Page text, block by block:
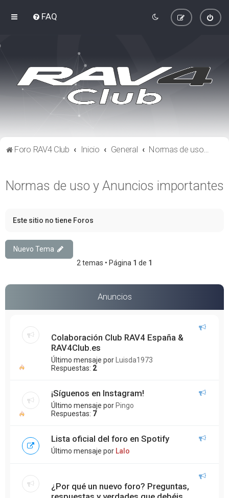
FAQ
Foro RAV4 Club Inicio General Normas de uso y Anuncios importantes
Normas de uso y Anuncios importantes
Este sitio no tiene Foros
Nuevo Tema
2 temas • Página 1 de 1
Anuncios
Colaboración Club RAV4 España &
RAV4Club.es
Último mensaje porLuisda1973
Respuestas: 2
¡Síguenos en Instagram!
Último mensaje porPingo
Respuestas: 7
Lista oficial del foro en Spotify
Último mensaje por Lalo
¿Por qué un nuevo foro? Preguntas,